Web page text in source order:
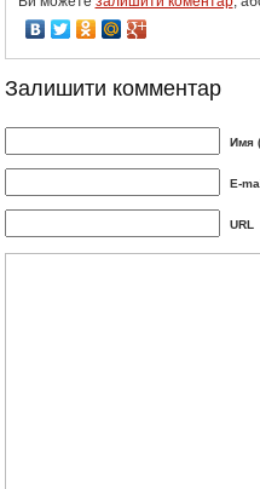
Залишити комментар
Имя
E-
URL